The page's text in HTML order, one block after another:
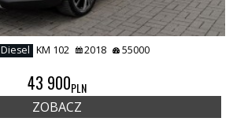
Diesel KM 102 2018 55000
43 900PLN
ZOBACZ